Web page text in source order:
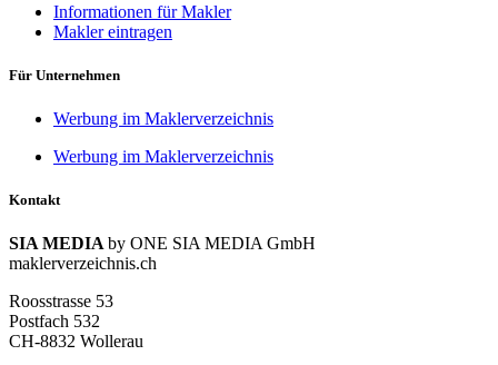
Informationen für Makler
Makler eintragen
Für Unternehmen
Werbung im Maklerverzeichnis
Werbung im Maklerverzeichnis
Kontakt
SIA MEDIA by ONE SIA MEDIA GmbH
maklerverzeichnis.ch
Roosstrasse 53
Postfach 532
CH-8832 Wollerau